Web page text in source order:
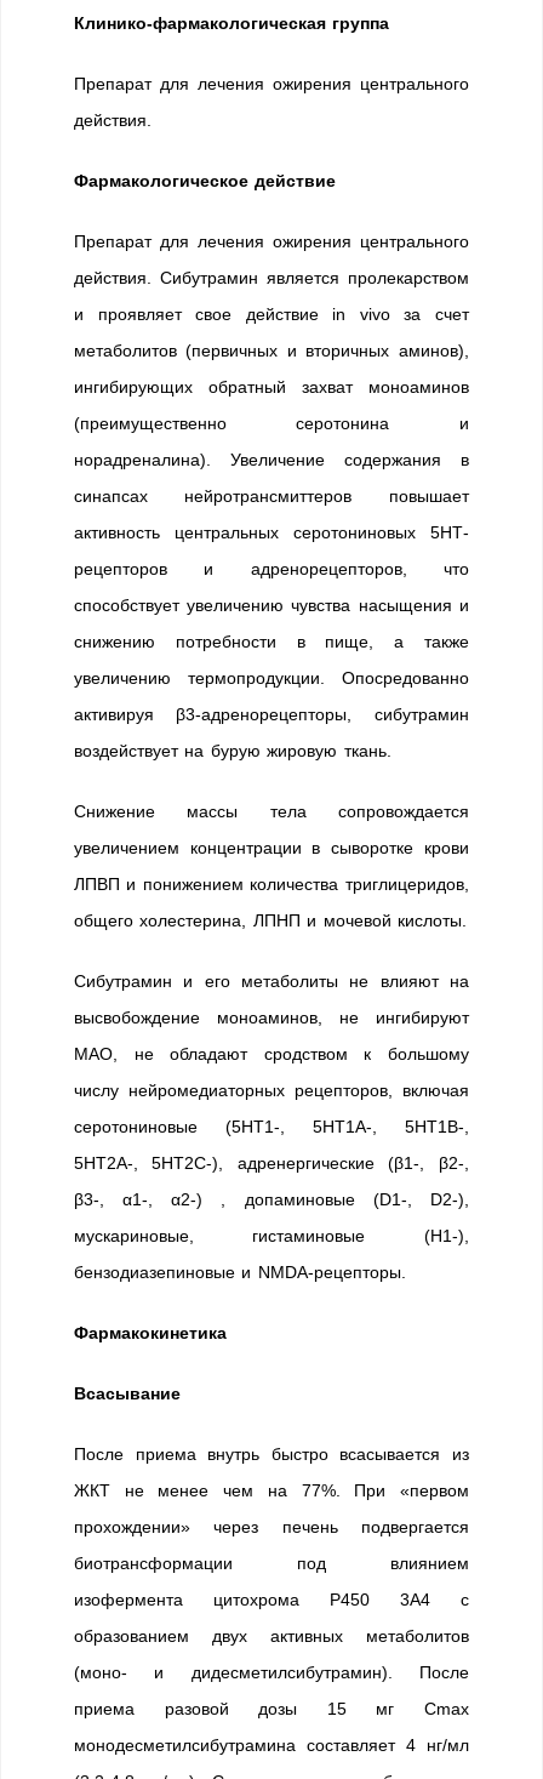
Клинико-фармакологическая группа
Препарат для лечения ожирения центрального
действия.
Фармакологическое действие
Препарат для лечения ожирения центрального
действия. Сибутрамин является пролекарством
и проявляет свое действие in vivo за счет
метаболитов (первичных и вторичных аминов),
ингибирующих обратный захват моноаминов
(преимущественно серотонина и
норадреналина). Увеличение содержания в
синапсах нейротрансмиттеров повышает
активность центральных серотониновых 5НТ-
рецепторов и адренорецепторов, что
способствует увеличению чувства насыщения и
снижению потребности в пище, а также
увеличению термопродукции. Опосредованно
активируя β3-адренорецепторы, сибутрамин
воздействует на бурую жировую ткань.
Снижение массы тела сопровождается
увеличением концентрации в сыворотке крови
ЛПВП и понижением количества триглицеридов,
общего холестерина, ЛПНП и мочевой кислоты.
Сибутрамин и его метаболиты не влияют на
высвобождение моноаминов, не ингибируют
МАО, не обладают сродством к большому
числу нейромедиаторных рецепторов, включая
серотониновые (5НТ1-, 5HT1A-, 5HT1В-,
5НТ2А-, 5НТ2C-), адренергические (β1-, β2-,
β3-, α1-, α2-) , допаминовые (D1-, D2-),
мускариновые, гистаминовые (H1-),
бензодиазепиновые и NMDA-рецепторы.
Фармакокинетика
Всасывание
После приема внутрь быстро всасывается из
ЖКТ не менее чем на 77%. При «первом
прохождении» через печень подвергается
биотрансформации под влиянием
изофермента цитохрома Р450 3А4 с
образованием двух активных метаболитов
(моно- и дидесметилсибутрамин). После
приема разовой дозы 15 мг Cmax
монодесметилсибутрамина составляет 4 нг/мл